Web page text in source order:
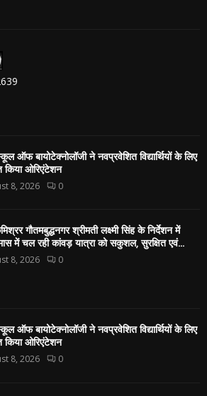
ऑफ बायोटेक्नोलॉजी ने नवप्रवेशित विद्यार्थियों के लिए
किया ओरिएंटेशन
8, 2026 0
गौतमबुद्धनगर श्रीमती लक्ष्मी सिंह के निर्देशन में
में चल रही कांवड़ यात्रा को सकुशल, सुरक्षित एवं...
8, 2026 0
ऑफ बायोटेक्नोलॉजी ने नवप्रवेशित विद्यार्थियों के लिए
किया ओरिएंटेशन
8, 2026 0